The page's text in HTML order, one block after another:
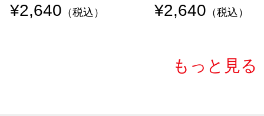
¥2,640 （税込） ¥2,640 （税込）
もっと見る